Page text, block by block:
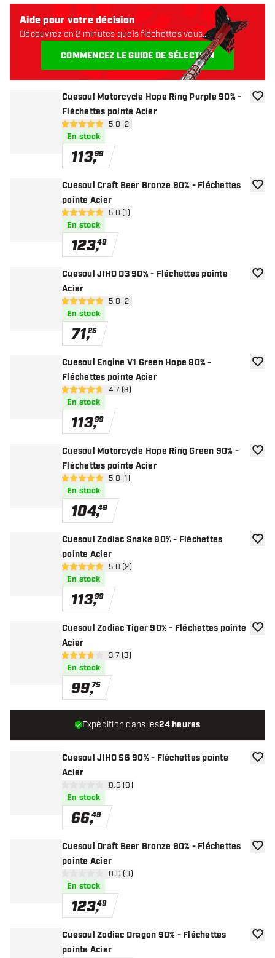
Cuesoul Motorcycle Hope Ring Purple 90% -
Fléchettes pointe Acier
ouvrir le panneau des avis
5 étoiles de notation
5.0 (2)
En stock
113,99
Cuesoul Craft Beer Bronze 90% - Fléchettes
pointe Acier
ouvrir le panneau des avis
5 étoiles de notation
5.0 (1)
En stock
123,49
Cuesoul JIHO D3 90% - Fléchettes pointe
Acier
ouvrir le panneau des avis
5 étoiles de notation
5.0 (2)
En stock
71,25
Cuesoul Engine V1 Green Hope 90% -
Fléchettes pointe Acier
ouvrir le panneau des avis
4.7 étoiles de notation
4.7 (3)
En stock
113,99
Cuesoul Motorcycle Hope Ring Green 90% -
Fléchettes pointe Acier
ouvrir le panneau des avis
5 étoiles de notation
5.0 (1)
En stock
104,49
Cuesoul Zodiac Snake 90% - Fléchettes
pointe Acier
ouvrir le panneau des avis
5 étoiles de notation
5.0 (2)
En stock
113,99
Cuesoul Zodiac Tiger 90% - Fléchettes pointe
Acier
ouvrir le panneau des avis
3.7 étoiles de notation
3.7 (3)
En stock
99,75
Cuesoul JIHO S6 90% - Fléchettes pointe
Acier
ouvrir le panneau des avis
0 étoiles de notation
0.0 (0)
En stock
66,49
Cuesoul Draft Beer Bronze 90% - Fléchettes
pointe Acier
ouvrir le panneau des avis
0 étoiles de notation
0.0 (0)
En stock
123,49
Cuesoul Zodiac Dragon 90% - Fléchettes
pointe Acier
Aide pour votre décision
Découvrez en 2 minutes quels fléchettes vous
COMMENCEZ LE GUIDE DE SÉLECTION
Expédition dans les24 heures